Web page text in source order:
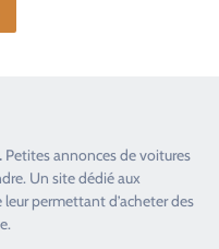
. Petites annonces devoitures
Un site dédié aux
leur permettant d’acheter des